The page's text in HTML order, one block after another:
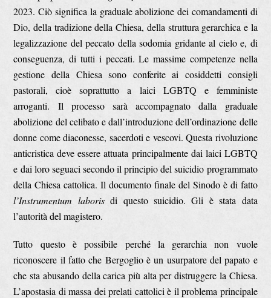
2023. Ciò significa la graduale abolizione dei comandamenti di
Dio, della tradizione della Chiesa, della struttura gerarchica e la
legalizzazione del peccato della sodomia gridante al cielo e, di
conseguenza, di tutti i peccati. Le massime competenze nella
gestione della Chiesa sono conferite ai cosiddetti consigli
pastorali, cioè soprattutto a laici LGBTQ e femministe
arroganti. Il processo sarà accompagnato dalla graduale
abolizione del celibato e dall’introduzione dell’ordinazione delle
donne come diaconesse, sacerdoti e vescovi. Questa rivoluzione
anticristica deve essere attuata principalmente dai laici LGBTQ
e dai loro seguaci secondo il principio del suicidio programmato
della Chiesa cattolica. Il documento finale del Sinodo è di fatto
l’Instrumentum laborisdi questo suicidio. Gli è stata data
l’autorità del magistero.
Tutto questo è possibile perché la gerarchia non vuole
riconoscere il fatto che Bergoglio è un usurpatore del papato e
che sta abusando della carica più alta per distruggere la Chiesa.
L’apostasia di massa dei prelati cattolici è il problema principale